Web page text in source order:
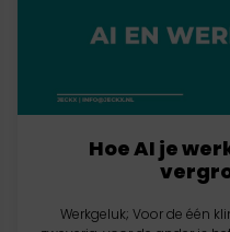
Hoe AI je
Werkgeluk; Voor de één